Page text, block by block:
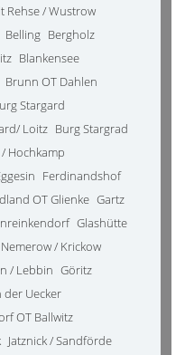
Rehse / Wustrow
Belling Bergholz
Blankensee
Brunn OT Dahlen
Stargard
Loitz Burg Stargrad
Hochkamp
Ferdinandshof
OT Glienke Gartz
Glashütte
/ Krickow
/ Lebbin Göritz
der Uecker
OT Ballwitz
Jatznick / Sandförde